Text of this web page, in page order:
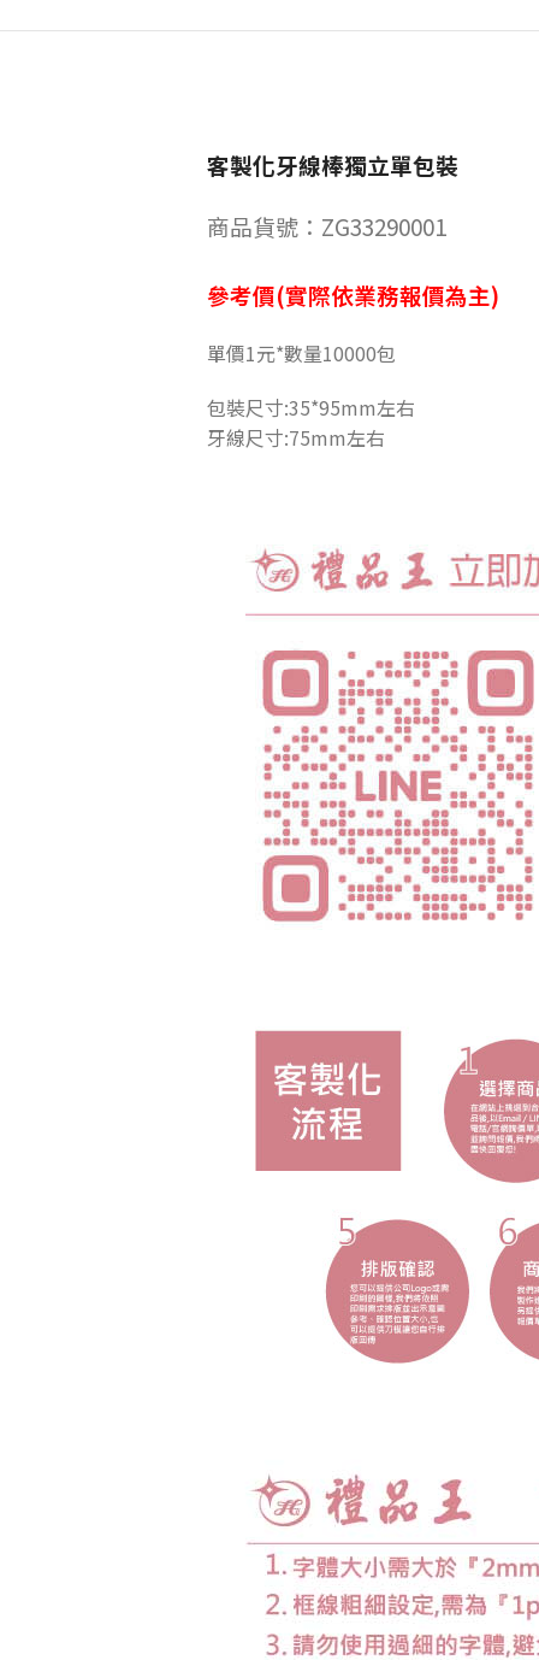
客製化牙線棒獨立單包裝
商品貨號：ZG33290001
參考價(實際依業務報價為主)
單價1元*數量10000包
包裝尺寸:35*95mm左右
牙線尺寸:75mm左右